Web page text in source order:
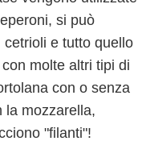
si può
e tutto quello
molte altri tipi di
con o senza
la mozzarella,
"filanti"!